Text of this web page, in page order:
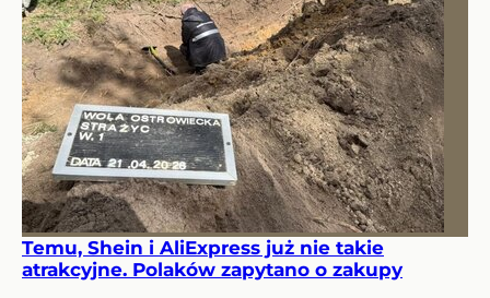
Temu, Shein i AliExpress już nie takie
atrakcyjne. Polaków zapytano o zakupy